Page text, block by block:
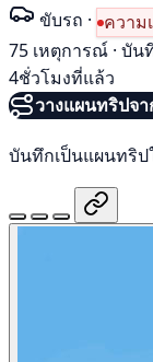
ขับรถ · ความ
75 เหตุการณ์ · บัน
4ชั่วโมงที่แล้ว
วางแผนทริปจ
บันทึกเป็นแผนทริ